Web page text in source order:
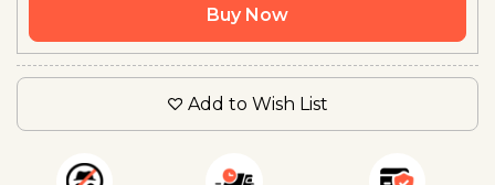
Buy Now
Add to Wish List